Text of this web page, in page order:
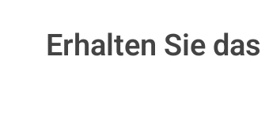
Erhalten Sie das